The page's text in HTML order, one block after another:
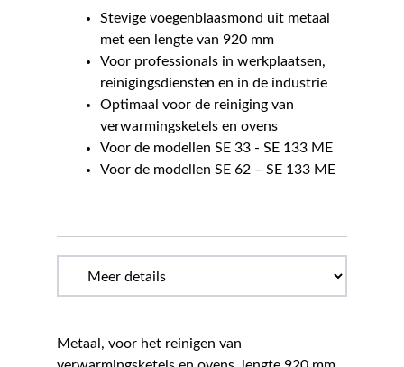
Stevige voegenblaasmond uit metaal
met een lengte van 920 mm
Voor professionals in werkplaatsen,
reinigingsdiensten en in de industrie
Optimaal voor de reiniging van
verwarmingsketels en ovens
Voor de modellen SE 33 - SE 133 ME
Voor de modellen SE 62 – SE 133 ME
Metaal, voor het reinigen van